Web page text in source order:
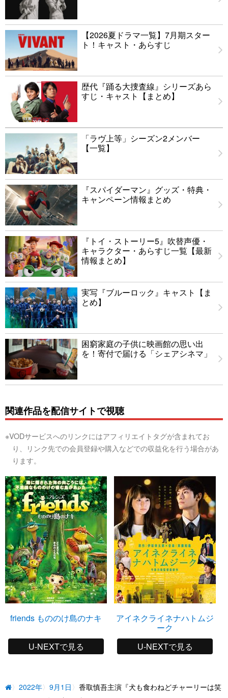
【2026夏ドラマ一覧】7月期スター
ト！キャスト・あらすじ
歴代『踊る大捜査線』シリーズあら
すじ・キャスト【まとめ】
「ラヴ上等」シーズン2メンバー
【一覧】
『スパイダーマン』グッズ・特典・
キャンペーン情報まとめ
『トイ・ストーリー5』吹替声優・
キャラクター・あらすじ一覧【最新
情報まとめ】
実写『ブルーロック』キャスト【ま
とめ】
困窮家庭の子供に映画館の思い出
を！寄付で届ける「シェアシネマ」
関連作品を配信サイトで視聴
※VODサービスへのリンクにはアフィリエイトタグが含まれてお
り、リンク先での会員登録や購入などでの収益化を行う場合があ
ります。
friends もののけ島のナキ
U-NEXTで見る
アイネクライネナハトムジ
ーク
U-NEXTで見る
2022年 9月1日
香取慎吾主演『犬も食わねどチャーリーは笑